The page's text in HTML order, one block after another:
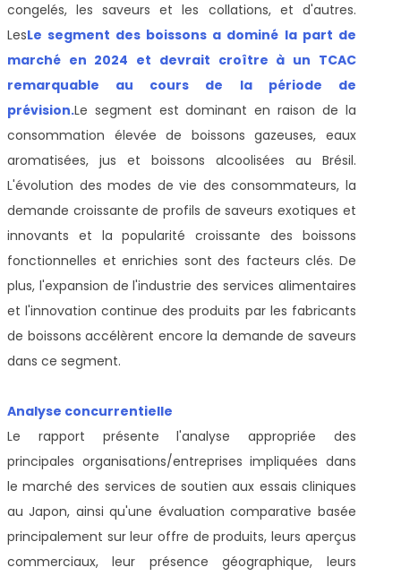
congelés, les saveurs et les collations, et d'autres.
LesLe segment des boissons a dominé la part de
marché en 2024 et devrait croître à un TCAC
remarquable au cours de la période de
prévision.Le segment est dominant en raison de la
consommation élevée de boissons gazeuses, eaux
aromatisées, jus et boissons alcoolisées au Brésil.
L'évolution des modes de vie des consommateurs, la
demande croissante de profils de saveurs exotiques et
innovants et la popularité croissante des boissons
fonctionnelles et enrichies sont des facteurs clés. De
plus, l'expansion de l'industrie des services alimentaires
et l'innovation continue des produits par les fabricants
de boissons accélèrent encore la demande de saveurs
dans ce segment.
Analyse concurrentielle
Le rapport présente l'analyse appropriée des
principales organisations/entreprises impliquées dans
le marché des services de soutien aux essais cliniques
au Japon, ainsi qu'une évaluation comparative basée
principalement sur leur offre de produits, leurs aperçus
commerciaux, leur présence géographique, leurs